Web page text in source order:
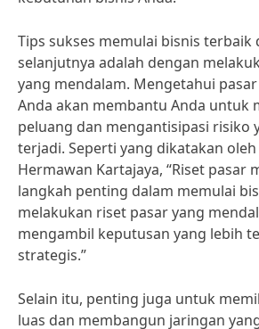
Tips sukses memulai bisnis terbaik
selanjutnya adalah dengan
yang mendalam. Mengetahui
Anda akan membantu Anda untuk
peluang dan mengantisipasi risiko
terjadi. Seperti yang dikatakan
Hermawan Kartajaya, “Riset pasar
langkah penting dalam memulai
melakukan riset pasar yang
mengambil keputusan yang lebih
strategis.”
Selain itu, penting juga untuk
luas dan membangun jaringan